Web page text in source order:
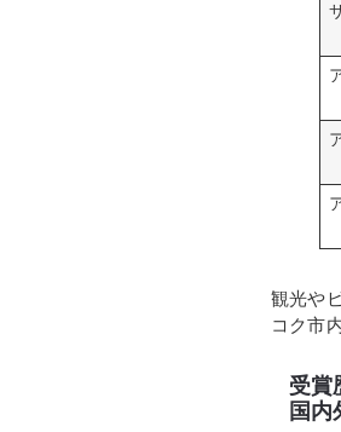
観光や
コク市
受賞
国内